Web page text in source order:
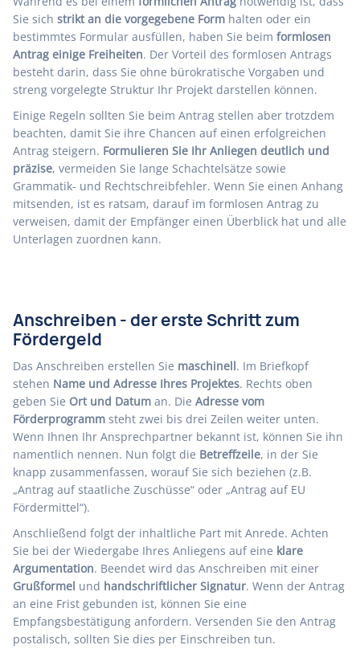
Sie sich strikt an die vorgegebene Form halten oder ein
bestimmtes Formular ausfüllen, haben Sie beim formlosen
Antrag einige Freiheiten. Der Vorteil des formlosen Antrags
besteht darin, dass Sie ohne bürokratische Vorgaben und
streng vorgelegte Struktur Ihr Projekt darstellen können.
Einige Regeln sollten Sie beim Antrag stellen aber trotzdem
beachten, damit Sie ihre Chancen auf einen erfolgreichen
Antrag steigern. Formulieren Sie Ihr Anliegen deutlich und
präzise, vermeiden Sie lange Schachtelsätze sowie
Grammatik- und Rechtschreibfehler. Wenn Sie einen Anhang
mitsenden, ist es ratsam, darauf im formlosen Antrag zu
verweisen, damit der Empfänger einen Überblick hat und alle
Unterlagen zuordnen kann.
Anschreiben - der erste Schritt zum
Fördergeld
Das Anschreiben erstellen Sie maschinell. Im Briefkopf
stehen Name und Adresse Ihres Projektes. Rechts oben
geben Sie Ort und Datum an. Die Adresse vom
Förderprogramm steht zwei bis drei Zeilen weiter unten.
Wenn Ihnen Ihr Ansprechpartner bekannt ist, können Sie ihn
namentlich nennen. Nun folgt die Betreffzeile, in der Sie
knapp zusammenfassen, worauf Sie sich beziehen (z.B.
„Antrag auf staatliche Zuschüsse“ oder „Antrag auf EU
Fördermittel“).
Anschließend folgt der inhaltliche Part mit Anrede. Achten
Sie bei der Wiedergabe Ihres Anliegens auf eine klare
Argumentation. Beendet wird das Anschreiben mit einer
Grußformel und handschriftlicher Signatur. Wenn der Antrag
an eine Frist gebunden ist, können Sie eine
Empfangsbestätigung anfordern. Versenden Sie den Antrag
postalisch, sollten Sie dies per Einschreiben tun.